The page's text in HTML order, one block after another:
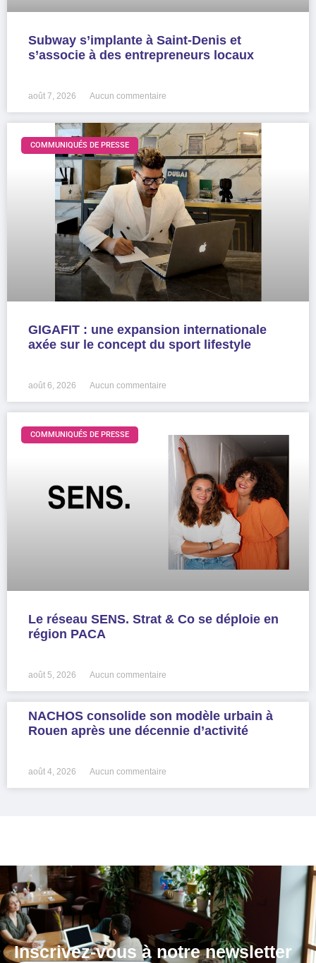
Subway s’implante à Saint-Denis et
s’associe à des entrepreneurs locaux
août 7, 2026 Aucun commentaire
COMMUNIQUÉS DE PRESSE
GIGAFIT : une expansion internationale
axée sur le concept du sport lifestyle
août 6, 2026 Aucun commentaire
COMMUNIQUÉS DE PRESSE
Le réseau SENS. Strat & Co se déploie en
région PACA
août 5, 2026 Aucun commentaire
NACHOS consolide son modèle urbain à
Rouen après une décennie d’activité
août 4, 2026 Aucun commentaire
Inscrivez-vous à notre newsletter